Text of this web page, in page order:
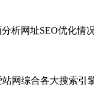
析网址SEO优化情
网综合各大搜索引